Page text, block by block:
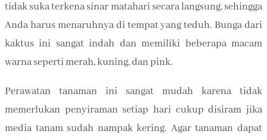
tidak suka terkena sinar matahari secara langsung, sehingga
Anda harus menaruhnya di tempat yang teduh. Bunga dari
kaktus ini sangat indah dan memiliki beberapa macam
warna seperti merah, kuning, dan pink.
Perawatan tanaman ini sangat mudah karena tidak
memerlukan penyiraman setiap hari cukup disiram jika
media tanam sudah nampak kering. Agar tanaman dapat